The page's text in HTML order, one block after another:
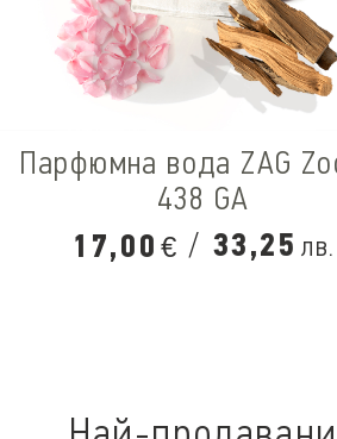
Парфюмна вода ZAG
438 GA
17,00 € / 33,25 лв.